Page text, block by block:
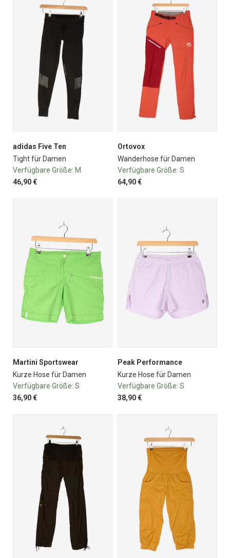
adidas Five Ten
Tight für Damen
Verfügbare Größe: M
46,90 €
Ortovox
Wanderhose für Damen
Verfügbare Größe: S
64,90 €
Martini Sportswear
Kurze Hose für Damen
Verfügbare Größe: S
36,90 €
Peak Performance
Kurze Hose für Damen
Verfügbare Größe: S
38,90 €